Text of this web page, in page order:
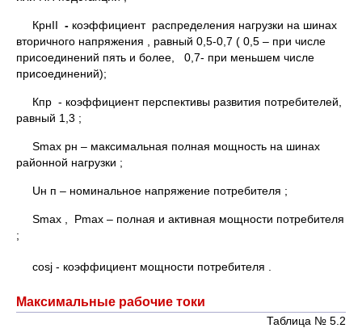
КрнII - коэффициент распределения нагрузки на шинах
вторичного напряжения , равный 0,5-0,7 ( 0,5 – при числе
присоединений пять и более, 0,7- при меньшем числе
присоединений);
Кпр - коэффициент перспективы развития потребителей,
равный 1,3 ;
Smax рн – максимальная полная мощность на шинах
районной нагрузки ;
Uн п – номинальное напряжение потребителя ;
Smax , Рmax – полная и активная мощности потребителя
;
cosj - коэффициент мощности потребителя .
Максимальные рабочие токи
Таблица № 5.2